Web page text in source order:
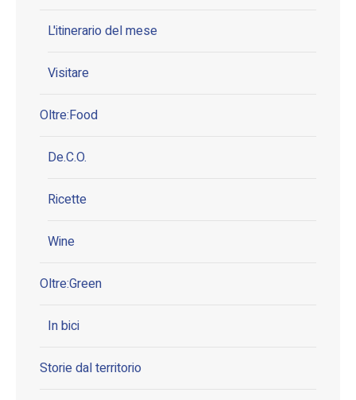
L'itinerario del mese
Visitare
Oltre:Food
De.C.O.
Ricette
Wine
Oltre:Green
In bici
Storie dal territorio